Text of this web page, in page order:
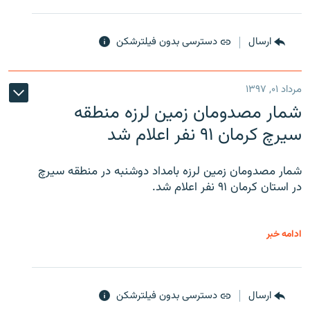
ارسال دسترسی بدون فیلترشکن
مرداد ۰۱, ۱۳۹۷
شمار مصدومان زمین لرزه منطقه
سیرچ کرمان ۹۱ نفر اعلام شد
شمار مصدومان زمین لرزه بامداد دوشنبه در منطقه سیرچ
در استان کرمان ۹۱ نفر اعلام شد.
ادامه خبر
ارسال دسترسی بدون فیلترشکن